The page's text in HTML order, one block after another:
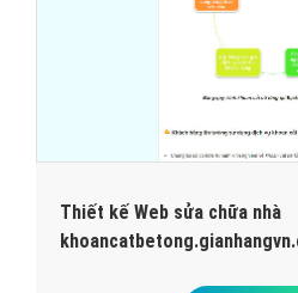
Thiết kế Web sửa chữa nhà